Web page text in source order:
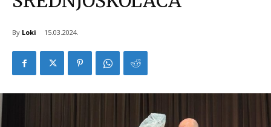
By Loki 15.03.2024.